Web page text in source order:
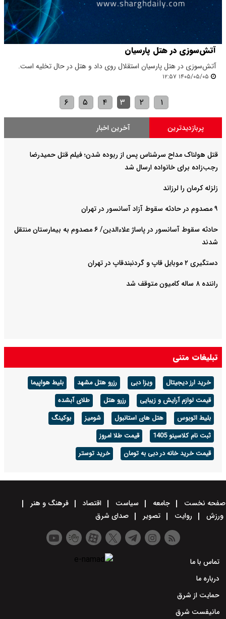
آتش‌سوزی در هتل پارسیان
آتش‌سوزی در هتل پارسیان استقلال روی داد و هتل در حال تخلیه است.
۱۴۰۵/۰۵/۰۵ ۱۲:۵۷
۱ ۲ ۳ ۴ ۵ ۶
پربازدیدترین آخرین اخبار
قتل هولناک مداح سرشناس پس از ربوده شدن؛ فیلم قتل حمیدرضا
رجب‌زاده برای خانواده ارسال شد
زلزله کرمان را لرزاند
۹ مصدوم در حادثه سقوط آزاد آسانسور در تهران
حادثه سقوط آسانسور در پاساژ علاءالدین/ ۶ مصدوم به بیمارستان منتقل
شدند
دستگیری ۲ موبایل قاپ و گردنبندقاپ در تهران
راننده ۸ ساله کامیون متوقف شد
تبلیغات متنی
خرید ارز دیجیتال ویزا دبی رزرو هتل مشهد
بلیط هواپیما
قیمت لوازم آرایش و زیبایی
رزرو هتل
طلای آبشده
بلیط اتوبوس
هتل های استانبول شومیز
بوکینگ
ثبت نام کلاسینو 1405
قیمت طلا امروز
قیمت خرید خانه در دبی به تومان
خرید توستر
صفحه نخست جامعه سیاست اقتصاد
فرهنگ و هنر
ورزش
روایت تصویر صدای شرق
تماس با ما
درباره ما
حمایت از شرق
مانیفست شرق